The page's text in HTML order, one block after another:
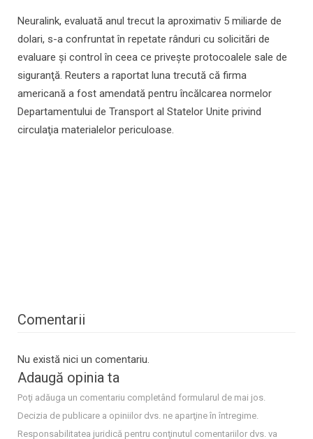
Neuralink, evaluată anul trecut la aproximativ 5 miliarde de
dolari, s-a confruntat în repetate rânduri cu solicitări de
evaluare şi control în ceea ce priveşte protocoalele sale de
siguranţă. Reuters a raportat luna trecută că firma
americană a fost amendată pentru încălcarea normelor
Departamentului de Transport al Statelor Unite privind
circulaţia materialelor periculoase.
Comentarii
Nu există nici un comentariu.
Adaugă opinia ta
Poţi adăuga un comentariu completând formularul de mai jos.
Decizia de publicare a opiniilor dvs. ne aparţine în întregime.
Responsabilitatea juridică pentru conţinutul comentariilor dvs. va